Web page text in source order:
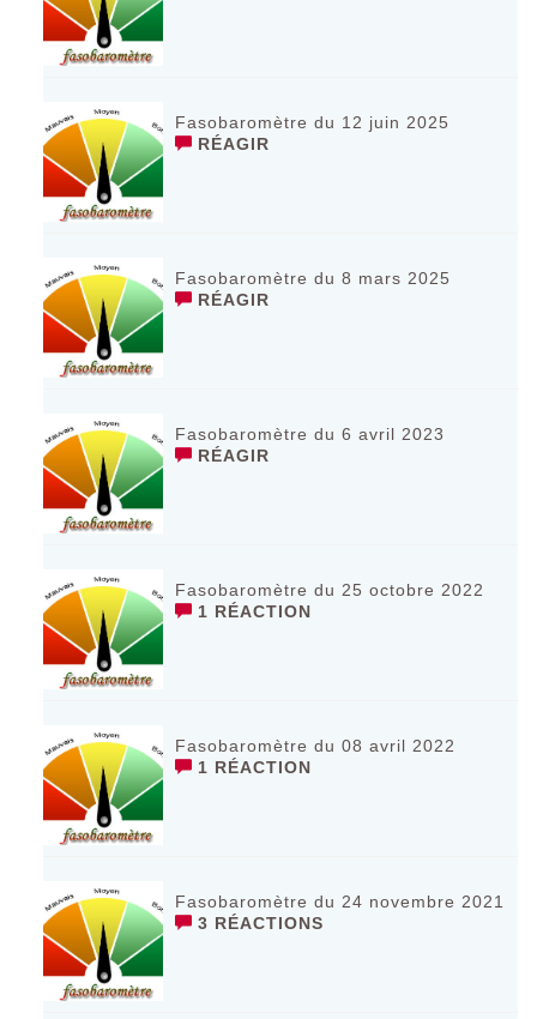
Fasobaromètre du 12 juin 2025
RÉAGIR
Fasobaromètre du 8 mars 2025
RÉAGIR
Fasobaromètre du 6 avril 2023
RÉAGIR
Fasobaromètre du 25 octobre 2022
1 RÉACTION
Fasobaromètre du 08 avril 2022
1 RÉACTION
Fasobaromètre du 24 novembre 2021
3 RÉACTIONS